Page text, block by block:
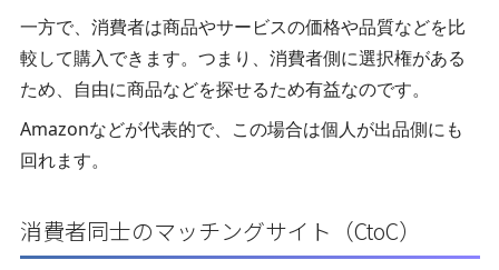
一方で、消費者は商品やサービスの価格や品質などを比
較して購入できます。つまり、消費者側に選択権がある
ため、自由に商品などを探せるため有益なのです。
Amazonなどが代表的で、この場合は個人が出品側にも
回れます。
消費者同士のマッチングサイト（CtoC）